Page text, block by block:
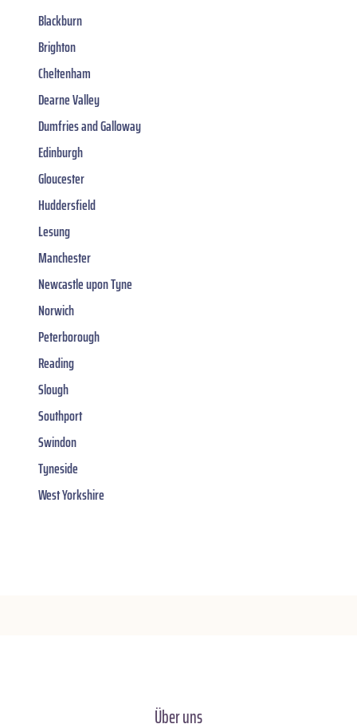
Blackburn
Brighton
Cheltenham
Dearne Valley
Dumfries and Galloway
Edinburgh
Gloucester
Huddersfield
Lesung
Manchester
Newcastle upon Tyne
Norwich
Peterborough
Reading
Slough
Southport
Swindon
Tyneside
West Yorkshire
Über uns